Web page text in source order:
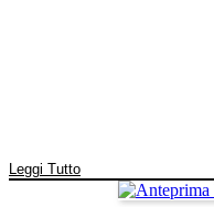
Leggi Tutto